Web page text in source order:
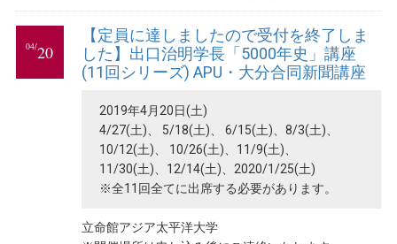
04/20
【定員に達しましたので受付を終了しま
した】出口治明学長「5000年史」講座
(11回シリーズ) APU・大分合同新聞講座
2019年4月20日(土)
4/27(土)、 5/18(土)、 6/15(土)、8/3(土)、
10/12(土)、 10/26(土)、11/9(土)、
11/30(土)、12/14(土)、2020/1/25(土)
※全11回全てに出席する必要があります。
立命館アジア太平洋大学